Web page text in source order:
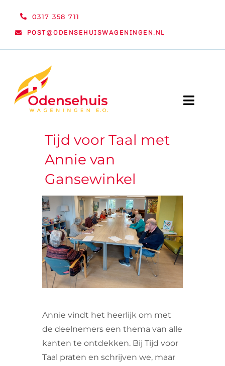
0317 358 711
POST@ODENSEHUISWAGENINGEN.NL
Toggle
WELKOM
ORGANISATIE
VRIJWILLIGERS & STAGIAIRES
Tijd voor Taal met
Annie van
Gansewinkel
Annie vindt het heerlijk om met
de deelnemers een thema van alle
kanten te ontdekken. Bij Tijd voor
Taal praten en schrijven we, maar